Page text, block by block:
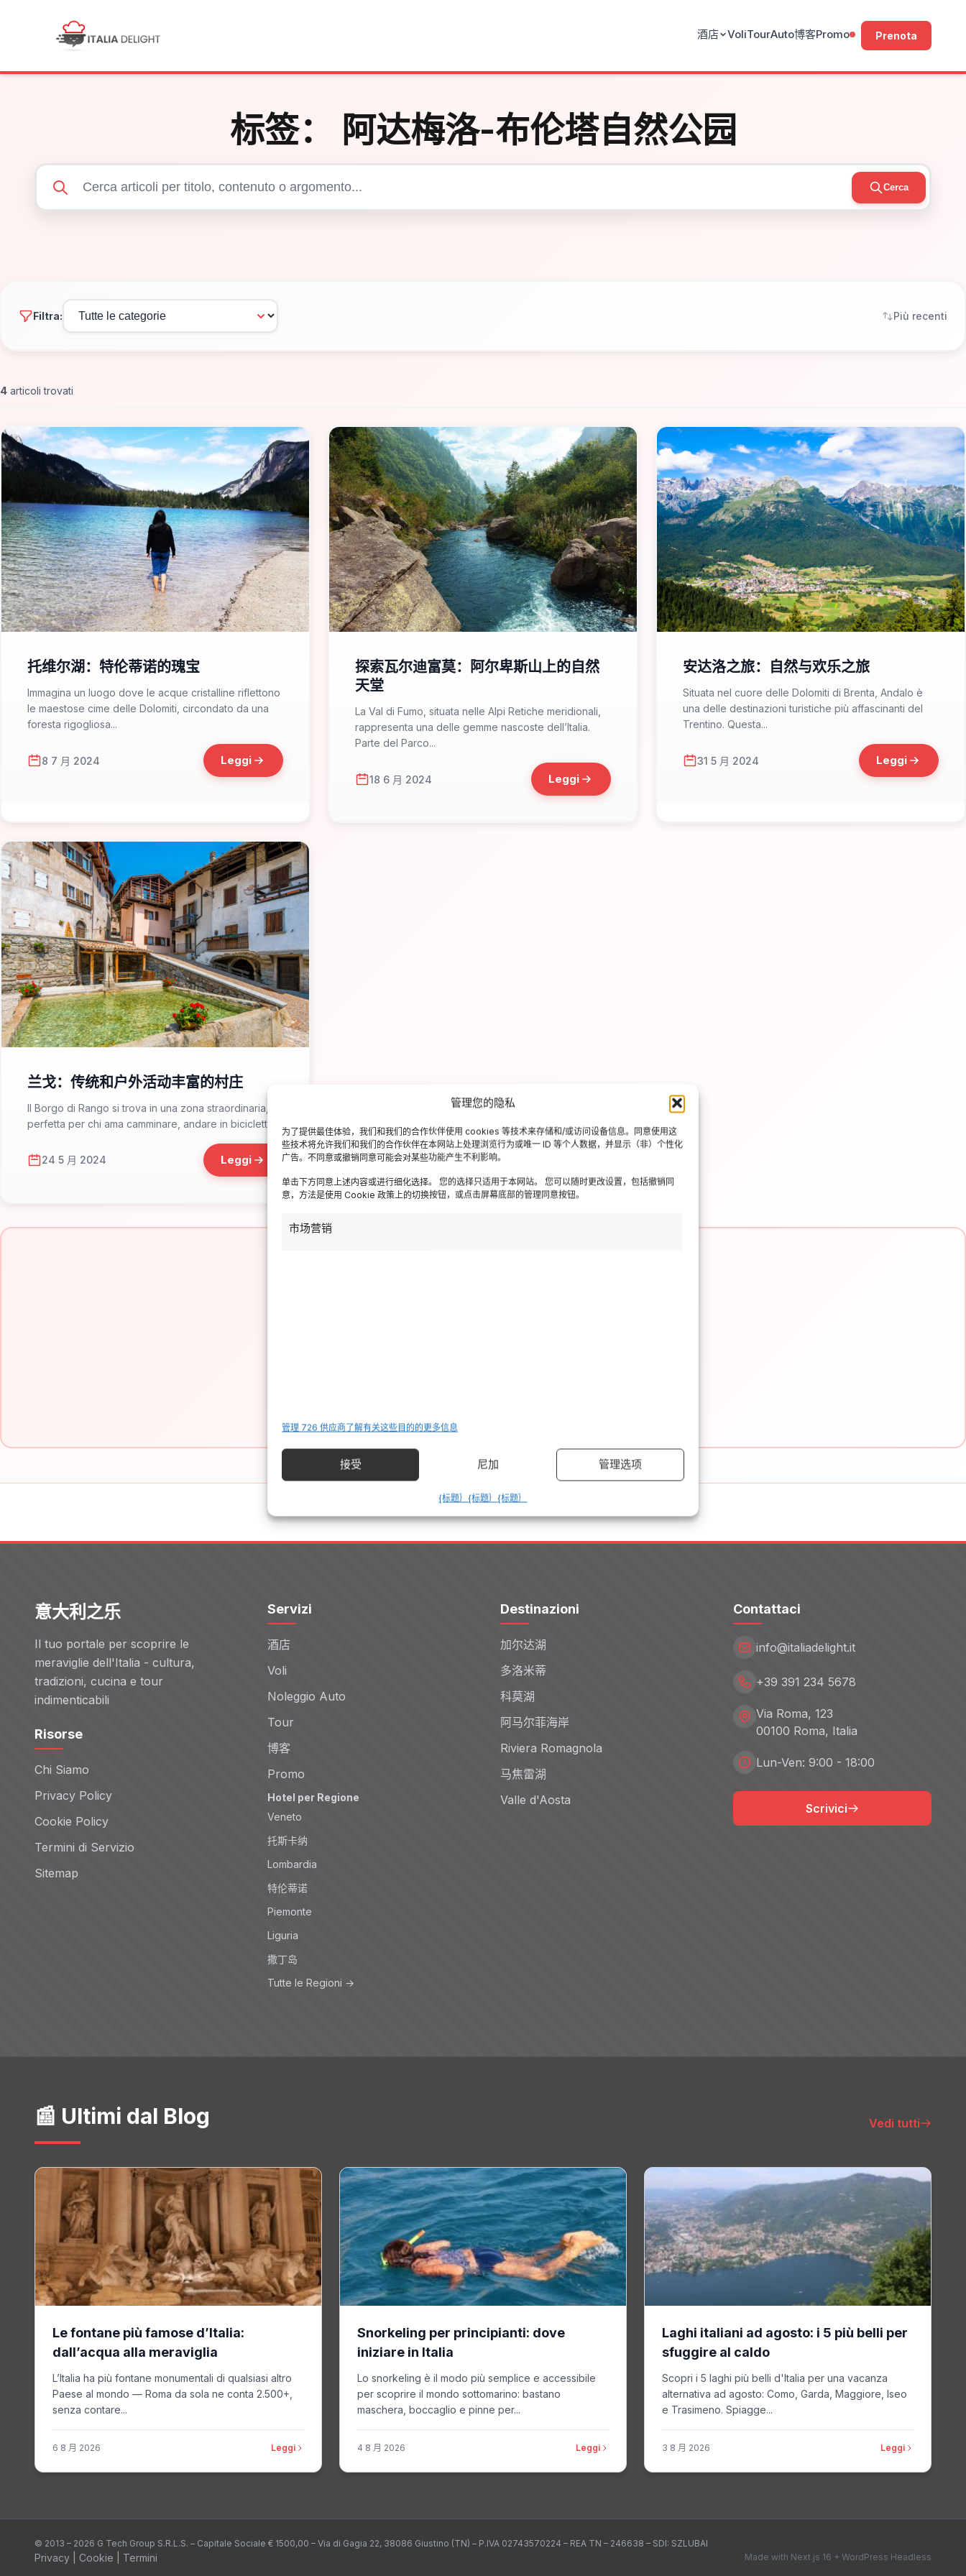
管理您的隐私
为了提供最佳体验，我们和我们的合作伙伴使用 cookies 等技术来存储和/或访问设备信息。同意使用这
些技术将允许我们和我们的合作伙伴在本网站上处理浏览行为或唯一 ID 等个人数据，并显示（非）个性化
广告。不同意或撤销同意可能会对某些功能产生不利影响。
单击下方同意上述内容或进行细化选择。 您的选择只适用于本网站。 您可以随时更改设置，包括撤销同
意，方法是使用 Cookie 政策上的切换按钮，或点击屏幕底部的管理同意按钮。
市场营销
管理 726 供应商了解有关这些目的的更多信息
接受 尼加 管理选项
{标题｝{标题｝{标题｝
酒店 VoliTourAuto博客Promo Prenota
标签： 阿达梅洛-布伦塔自然公园
Cerca
Filtra: Più recenti
4 articoli trovati
托维尔湖：特伦蒂诺的瑰宝
Immagina un luogo dove le acque cristalline riflettono
le maestose cime delle Dolomiti, circondato da una
foresta rigogliosa...
8 7 月 2024 Leggi
探索瓦尔迪富莫：阿尔卑斯山上的自然
天堂
La Val di Fumo, situata nelle Alpi Retiche meridionali,
rappresenta una delle gemme nascoste dell’Italia.
Parte del Parco...
18 6 月 2024 Leggi
安达洛之旅：自然与欢乐之旅
Situata nel cuore delle Dolomiti di Brenta, Andalo è
una delle destinazioni turistiche più affascinanti del
Trentino. Questa...
31 5 月 2024 Leggi
兰戈：传统和户外活动丰富的村庄
Il Borgo di Rango si trova in una zona straordinaria,
perfetta per chi ama camminare, andare in bicicletta...
24 5 月 2024 Leggi
意大利之乐
Il tuo portale per scoprire le
meraviglie dell'Italia - cultura,
tradizioni, cucina e tour
indimenticabili
Risorse
Chi Siamo
Privacy Policy
Cookie Policy
Termini di Servizio
Sitemap
Servizi
酒店
Voli
Noleggio Auto
Tour
博客
Promo
Hotel per Regione
Veneto
托斯卡纳
Lombardia
特伦蒂诺
Piemonte
Liguria
撒丁岛
Tutte le Regioni →
Destinazioni
加尔达湖
多洛米蒂
科莫湖
阿马尔菲海岸
Riviera Romagnola
马焦雷湖
Valle d'Aosta
Contattaci
info@italiadelight.it
+39 391 234 5678
Via Roma, 123
00100 Roma, Italia
Lun-Ven: 9:00 - 18:00
Scrivici
📰 Ultimi dal Blog Vedi tutti
Le fontane più famose d’Italia:
dall’acqua alla meraviglia
L’Italia ha più fontane monumentali di qualsiasi altro
Paese al mondo — Roma da sola ne conta 2.500+,
senza contare...
6 8 月 2026 Leggi
Snorkeling per principianti: dove
iniziare in Italia
Lo snorkeling è il modo più semplice e accessibile
per scoprire il mondo sottomarino: bastano
maschera, boccaglio e pinne per...
4 8 月 2026 Leggi
Laghi italiani ad agosto: i 5 più belli per
sfuggire al caldo
Scopri i 5 laghi più belli d'Italia per una vacanza
alternativa ad agosto: Como, Garda, Maggiore, Iseo
e Trasimeno. Spiagge...
3 8 月 2026 Leggi
© 2013 – 2026 G Tech Group S.R.L.S. – Capitale Sociale € 1500,00 – Via di Gagia 22, 38086 Giustino (TN) – P.IVA 02743570224 – REA TN – 246638 – SDI: SZLUBAI
Privacy Cookie Termini Made with Next.js 16 + WordPress Headless